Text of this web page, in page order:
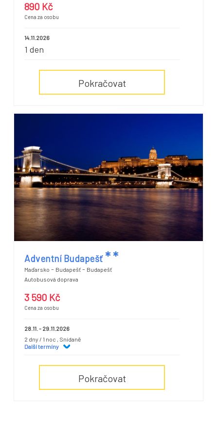
890 Kč
Cena za osobu
14.11.2026
1 den
Pokračovat
Adventní Budapešť **
Maďarsko - Budapešť - Budapešť
Autobusová doprava
3 590 Kč
Cena za osobu
28.11. - 29.11.2026
2 dny / 1 noc
, Snídaně
Další termíny
Pokračovat